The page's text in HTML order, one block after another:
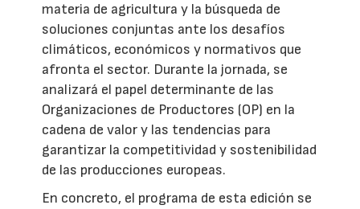
materia de agricultura y la búsqueda de
soluciones conjuntas ante los desafíos
climáticos, económicos y normativos que
afronta el sector. Durante la jornada, se
analizará el papel determinante de las
Organizaciones de Productores (OP) en la
cadena de valor y las tendencias para
garantizar la competitividad y sostenibilidad
de las producciones europeas.
En concreto, el programa de esta edición se